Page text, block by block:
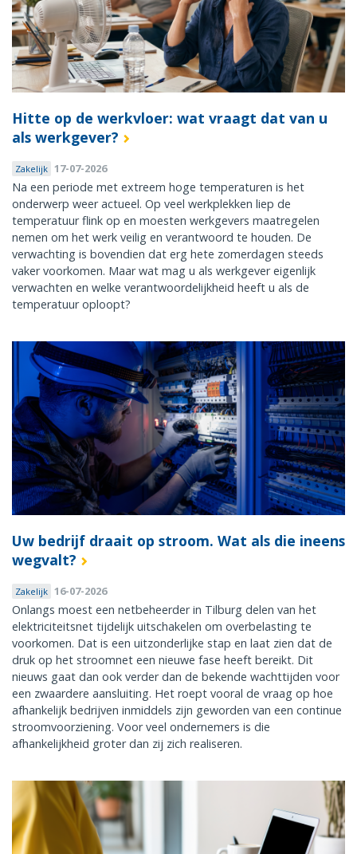
Hitte op de werkvloer: wat vraagt dat van u
als werkgever?
Zakelijk 17-07-2026
Na een periode met extreem hoge temperaturen is het
onderwerp weer actueel. Op veel werkplekken liep de
temperatuur flink op en moesten werkgevers maatregelen
nemen om het werk veilig en verantwoord te houden. De
verwachting is bovendien dat erg hete zomerdagen steeds
vaker voorkomen. Maar wat mag u als werkgever eigenlijk
verwachten en welke verantwoordelijkheid heeft u als de
temperatuur oploopt?
Uw bedrijf draait op stroom. Wat als die ineens
wegvalt?
Zakelijk 16-07-2026
Onlangs moest een netbeheerder in Tilburg delen van het
elektriciteitsnet tijdelijk uitschakelen om overbelasting te
voorkomen. Dat is een uitzonderlijke stap en laat zien dat de
druk op het stroomnet een nieuwe fase heeft bereikt. Dit
nieuws gaat dan ook verder dan de bekende wachttijden voor
een zwaardere aansluiting. Het roept vooral de vraag op hoe
afhankelijk bedrijven inmiddels zijn geworden van een continue
stroomvoorziening. Voor veel ondernemers is die
afhankelijkheid groter dan zij zich realiseren.